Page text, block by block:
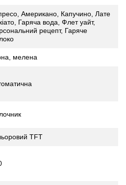
Американо, Капучино, Лате
Гаряча вода, Флет уайт,
рецепт, Гаряче
мелена
TFT